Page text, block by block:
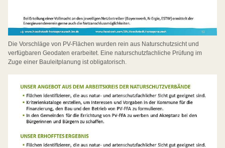
Die Vorschläge von PV-Flächen wurden rein aus Naturschutzsicht und
verfügbaren Geodaten erarbeitet. Eine naturschutzfachliche Prüfung im
Zuge einer Bauleitplanung ist obligatorisch.